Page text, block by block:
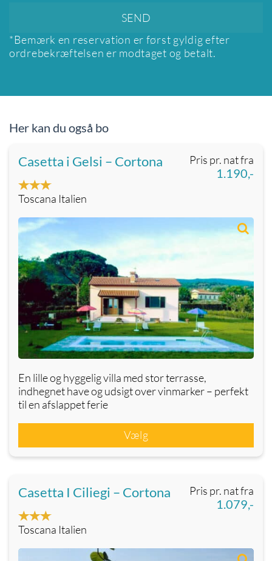
*Bemærk en reservation er først gyldig efter
ordrebekræftelsen er modtaget og betalt.
Her kan du også bo
Pris pr. nat fra
1.190,-
Casetta i Gelsi – Cortona
Toscana Italien
En lille og hyggelig villa med stor terrasse,
indhegnet have og udsigt over vinmarker – perfekt
til en afslappet ferie
Vælg
Pris pr. nat fra
1.079,-
Casetta I Ciliegi – Cortona
Toscana Italien